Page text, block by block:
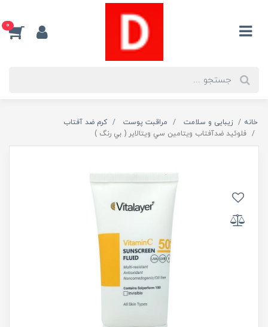
0
خانه زیبایی و سلامت مراقبت پوست
کرم ضد آفتاب
فلوئيد ضدآفتاب ويتامين سي ويتالاير ( بي رنگ )